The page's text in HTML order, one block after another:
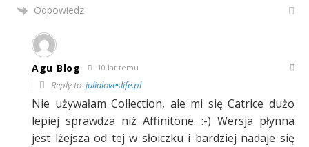
Odpowiedz
Agu Blog 10 lat temu
Reply to julialoveslife.pl
Nie używałam Collection, ale mi się Catrice dużo
lepiej sprawdza niż Affinitone. :-) Wersja płynna
jest lżejsza od tej w słoiczku i bardziej nadaje się